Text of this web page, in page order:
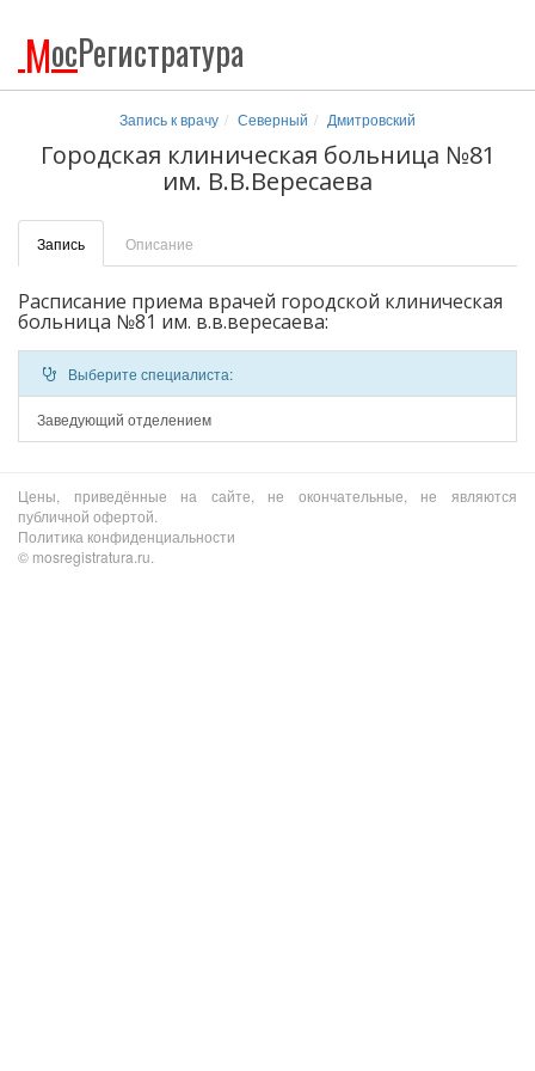
МосРегистратура
Запись к врачу Северный Дмитровский
Городская клиническая больница №81
им. В.В.Вересаева
Запись Описание
Расписание приема врачей городской клиническая
больница №81 им. в.в.вересаева:
Выберите специалиста:
Заведующий отделением
Цены, приведённые на сайте, не окончательные, не являются
публичной офертой.
Политика конфиденциальности
© mosregistratura.ru.